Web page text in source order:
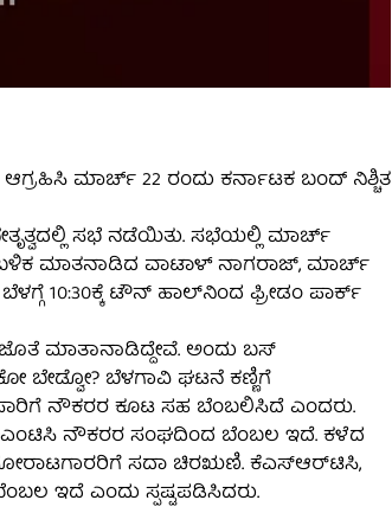
ಆಗ್ರಹಿಸಿ ಮಾರ್ಚ್ 22 ರಂದು ಕರ್ನಾಟಕ ಬಂದ್ ನಿಶ್ಚಿತ
ಸಭೆ ನಡೆಯಿತು. ಸಭೆಯಲ್ಲಿ ಮಾರ್ಚ್
ಮಾತನಾಡಿದ ವಾಟಾಳ್ ನಾಗರಾಜ್, ಮಾರ್ಚ್
10:30ಕ್ಕೆ ಟೌನ್ ಹಾಲ್‌ನಿಂದ ಫ್ರೀಡಂ ಪಾರ್ಕ್
ಮಾತಾನಾಡಿದ್ದೇವೆ. ಅಂದು ಬಸ್
ಬೇಡ್ವೋ? ಬೆಳಗಾವಿ ಘಟನೆ ಕಣ್ಣಿಗೆ
ನೌಕರರ ಕೂಟ ಸಹ ಬೆಂಬಲಿಸಿದೆ ಎಂದರು.
ಬಿಎಂಟಿಸಿ ನೌಕರರ ಸಂಘದಿಂದ ಬೆಂಬಲ ಇದೆ. ಕಳೆದ
ಸದಾ ಚಿರಋಣಿ. ಕೆಎಸ್​ಆರ್​ಟಿಸಿ,
ಇದೆ ಎಂದು ಸ್ಪಷ್ಟಪಡಿಸಿದರು.